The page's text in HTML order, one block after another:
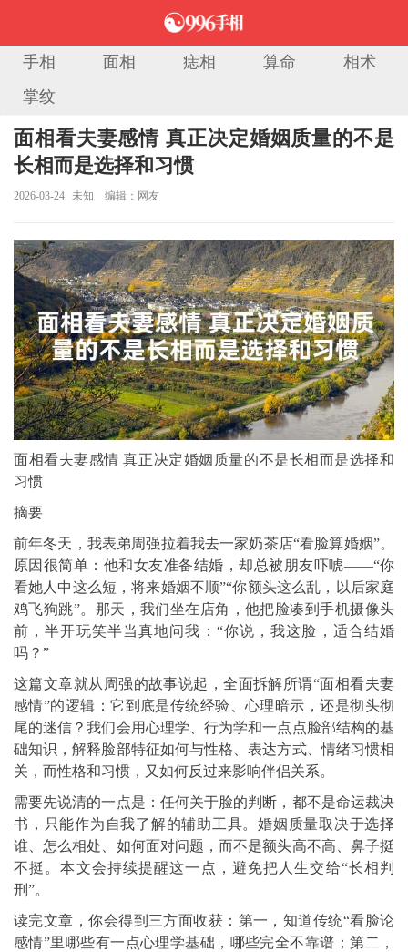
手相 面相 痣相 算命
相术
掌纹
当前位置：
面相看夫妻感情 真正决定婚姻质量的不是
长相而是选择和习惯
2026-03-24 未知 编辑：网友
面相看夫妻感情 真正决定婚姻质量的不是长相而是选择和
习惯
摘要
前年冬天，我表弟周强拉着我去一家奶茶店“看脸算婚姻”。
原因很简单：他和女友准备结婚，却总被朋友吓唬——“你
看她人中这么短，将来婚姻不顺”“你额头这么乱，以后家庭
鸡飞狗跳”。那天，我们坐在店角，他把脸凑到手机摄像头
前，半开玩笑半当真地问我：“你说，我这脸，适合结婚
吗？”
这篇文章就从周强的故事说起，全面拆解所谓“面相看夫妻
感情”的逻辑：它到底是传统经验、心理暗示，还是彻头彻
尾的迷信？我们会用心理学、行为学和一点点脸部结构的基
础知识，解释脸部特征如何与性格、表达方式、情绪习惯相
关，而性格和习惯，又如何反过来影响伴侣关系。
需要先说清的一点是：任何关于脸的判断，都不是命运裁决
书，只能作为自我了解的辅助工具。婚姻质量取决于选择
谁、怎么相处、如何面对问题，而不是额头高不高、鼻子挺
不挺。本文会持续提醒这一点，避免把人生交给“长相判
刑”。
读完文章，你会得到三方面收获：第一，知道传统“看脸论
感情”里哪些有一点心理学基础，哪些完全不靠谱；第二，